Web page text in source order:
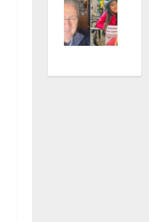
euro